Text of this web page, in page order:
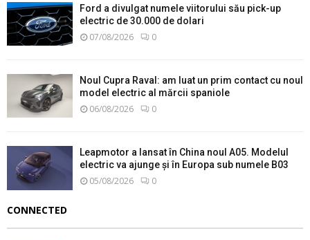
Ford a divulgat numele viitorului său pick-up
electric de 30.000 de dolari
07/08/2026 0
Noul Cupra Raval: am luat un prim contact cu noul
model electric al mărcii spaniole
06/08/2026 0
Leapmotor a lansat în China noul A05. Modelul
electric va ajunge și în Europa sub numele B03
05/08/2026 0
CONNECTED